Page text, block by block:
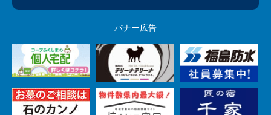
バナー広告